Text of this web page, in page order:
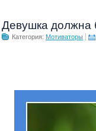
Девушка должна
Категория: Мотиваторы